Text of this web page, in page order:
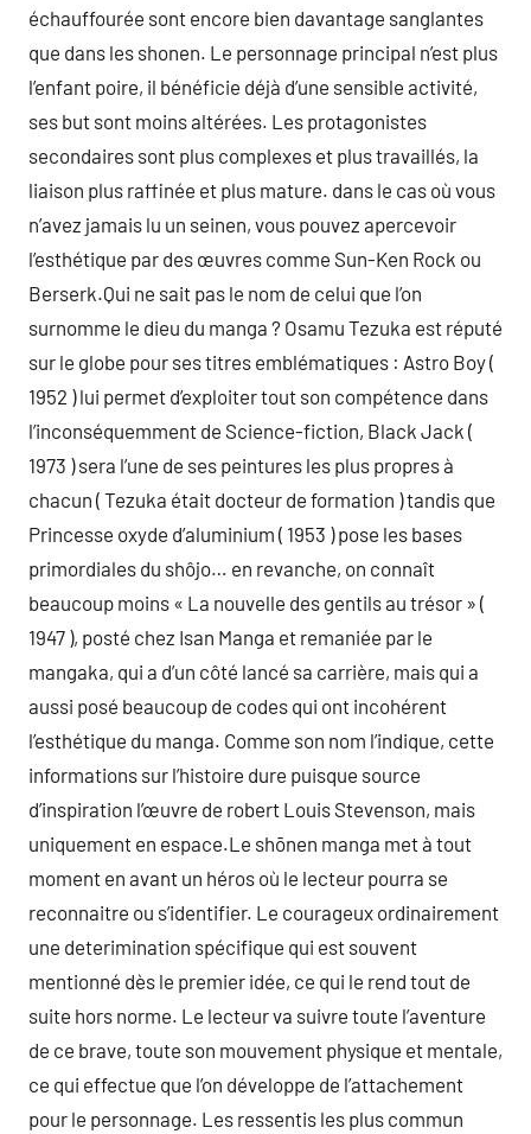
échauffourée sont encore bien davantage sanglantes
que dans les shonen. Le personnage principal n’est plus
l’enfant poire, il bénéficie déjà d’une sensible activité,
ses but sont moins altérées. Les protagonistes
secondaires sont plus complexes et plus travaillés, la
liaison plus raffinée et plus mature. dans le cas où vous
n’avez jamais lu un seinen, vous pouvez apercevoir
l’esthétique par des œuvres comme Sun-Ken Rock ou
Berserk.Qui ne sait pas le nom de celui que l’on
surnomme le dieu du manga ? Osamu Tezuka est réputé
sur le globe pour ses titres emblématiques : Astro Boy (
1952 ) lui permet d’exploiter tout son compétence dans
l’inconséquemment de Science-fiction, Black Jack (
1973 ) sera l’une de ses peintures les plus propres à
chacun ( Tezuka était docteur de formation ) tandis que
Princesse oxyde d’aluminium ( 1953 ) pose les bases
primordiales du shôjo… en revanche, on connaît
beaucoup moins « La nouvelle des gentils au trésor » (
1947 ), posté chez Isan Manga et remaniée par le
mangaka, qui a d’un côté lancé sa carrière, mais qui a
aussi posé beaucoup de codes qui ont incohérent
l’esthétique du manga. Comme son nom l’indique, cette
informations sur l’histoire dure puisque source
d’inspiration l’œuvre de robert Louis Stevenson, mais
uniquement en espace.Le shōnen manga met à tout
moment en avant un héros où le lecteur pourra se
reconnaitre ou s’identifier. Le courageux ordinairement
une deterimination spécifique qui est souvent
mentionné dès le premier idée, ce qui le rend tout de
suite hors norme. Le lecteur va suivre toute l’aventure
de ce brave, toute son mouvement physique et mentale,
ce qui effectue que l’on développe de l’attachement
pour le personnage. Les ressentis les plus commun